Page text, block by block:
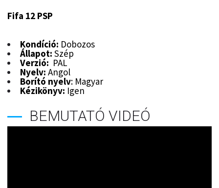
Fifa 12 PSP
Kondíció: Dobozos
Állapot: Szép
Verzió: PAL
Nyelv: Angol
Borító nyelv: Magyar
Kézikönyv: Igen
BEMUTATÓ VIDEÓ